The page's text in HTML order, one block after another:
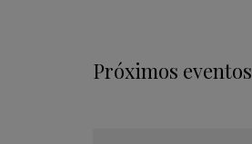
Próximos eventos